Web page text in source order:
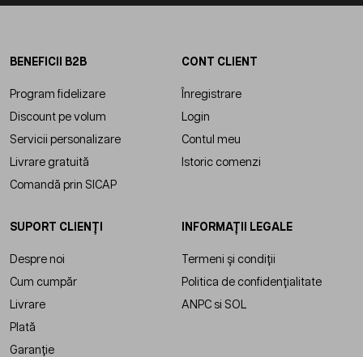
BENEFICII B2B
Program fidelizare
Discount pe volum
Servicii personalizare
Livrare gratuită
Comandă prin SICAP
CONT CLIENT
Înregistrare
Login
Contul meu
Istoric comenzi
SUPORT CLIENȚI
Despre noi
Cum cumpăr
Livrare
Plată
Garanție
INFORMAȚII LEGALE
Termeni și condiții
Politica de confidențialitate
ANPC si SOL